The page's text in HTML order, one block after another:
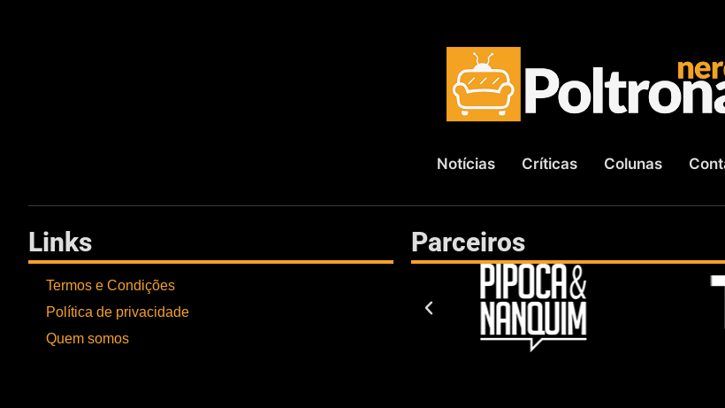
Notícias Críticas Colunas
Links
Termos e Condições
Política de privacidade
Quem somos
Parceiros